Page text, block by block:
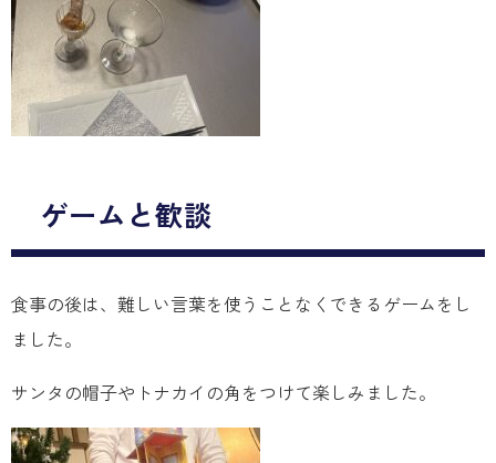
ゲームと歓談
食事の後は、難しい言葉を使うことなくできるゲームをし
ました。
サンタの帽子やトナカイの角をつけて楽しみました。